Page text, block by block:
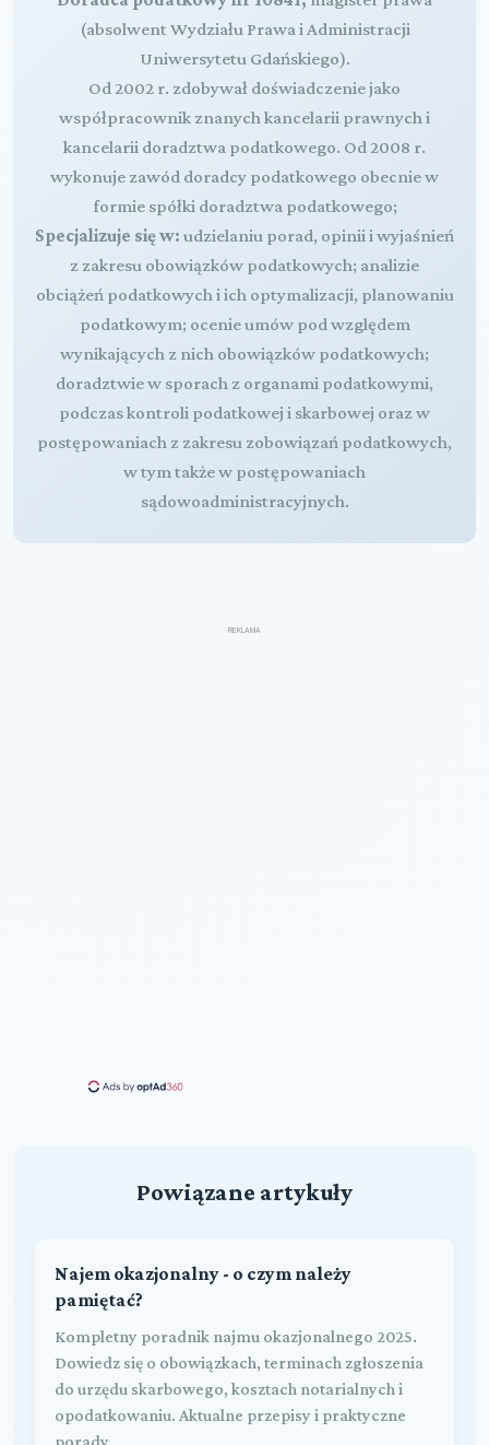
(absolwent Wydziału Prawa i Administracji
Uniwersytetu Gdańskiego).
Od 2002 r. zdobywał doświadczenie jako
współpracownik znanych kancelarii prawnych i
kancelarii doradztwa podatkowego. Od 2008 r.
wykonuje zawód doradcy podatkowego obecnie w
formie spółki doradztwa podatkowego;
Specjalizuje się w: udzielaniu porad, opinii i wyjaśnień
z zakresu obowiązków podatkowych; analizie
obciążeń podatkowych i ich optymalizacji, planowaniu
podatkowym; ocenie umów pod względem
wynikających z nich obowiązków podatkowych;
doradztwie w sporach z organami podatkowymi,
podczas kontroli podatkowej i skarbowej oraz w
postępowaniach z zakresu zobowiązań podatkowych,
w tym także w postępowaniach
sądowoadministracyjnych.
REKLAMA
Powiązane artykuły
Najem okazjonalny - o czym należy
pamiętać?
Kompletny poradnik najmu okazjonalnego 2025.
Dowiedz się o obowiązkach, terminach zgłoszenia
do urzędu skarbowego, kosztach notarialnych i
opodatkowaniu. Aktualne przepisy i praktyczne
porady